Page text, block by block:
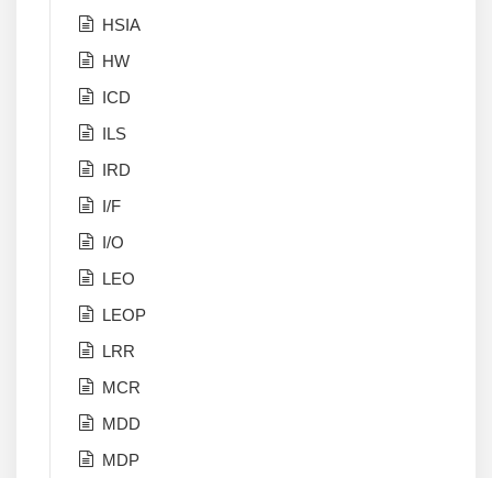
HSIA
HW
ICD
ILS
IRD
I/F
I/O
LEO
LEOP
LRR
MCR
MDD
MDP